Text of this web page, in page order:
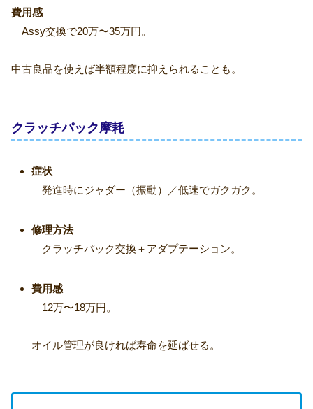
費用感
Assy交換で20万〜35万円。
中古良品を使えば半額程度に抑えられることも。
クラッチパック摩耗
症状
発進時にジャダー（振動）／低速でガクガク。
修理方法
クラッチパック交換＋アダプテーション。
費用感
12万〜18万円。
オイル管理が良ければ寿命を延ばせる。